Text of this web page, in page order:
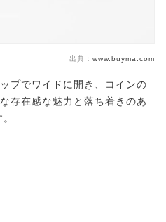
出典： www.buyma.com
プでワイドに開き、コインの
存在感な魅力と落ち着きのあ